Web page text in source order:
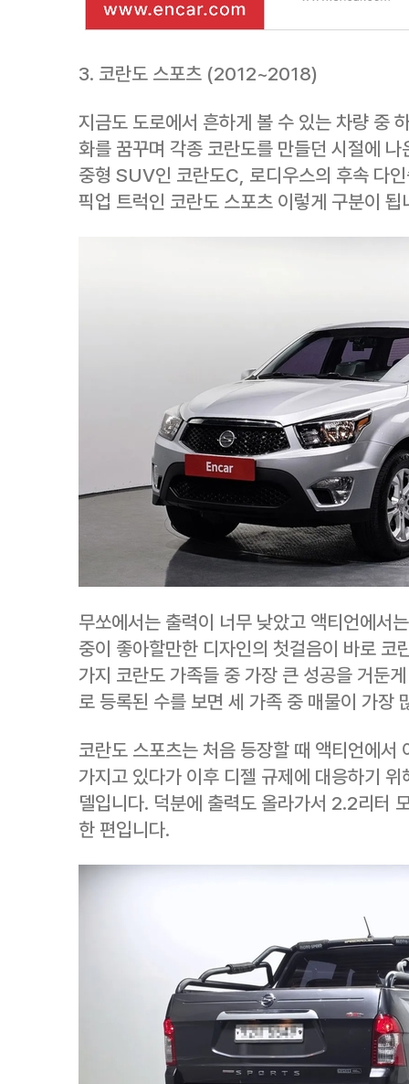
3. 코란도 스포츠 (2012~2018)
지금도 도로에서 흔하게 볼 수 있는 차량 중
화를 꿈꾸며 각종 코란도를 만들던 시절에
중형 SUV인 코란도C, 로디우스의 후속 다
픽업 트럭인 코란도 스포츠 이렇게 구분이 됩
무쏘에서는 출력이 너무 낮았고 액티언에서
중이 좋아할만한 디자인의 첫걸음이 바로 코
가지 코란도 가족들 중 가장 큰 성공을 거둔
로 등록된 수를 보면 세 가족 중 매물이 가장
코란도 스포츠는 처음 등장할 때 액티언에
가지고 있다가 이후 디젤 규제에 대응하기
델입니다. 덕분에 출력도 올라가서 2.2리터
한 편입니다.